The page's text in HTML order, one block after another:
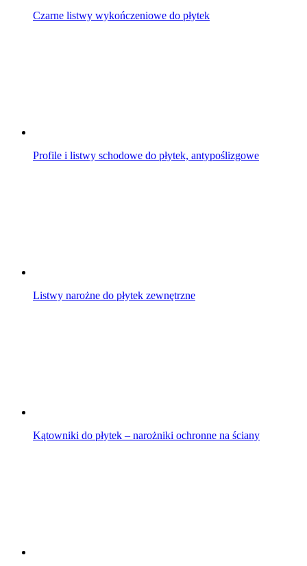
Czarne listwy wykończeniowe do płytek
Profile i listwy schodowe do płytek, antypoślizgowe
Listwy narożne do płytek zewnętrzne
Kątowniki do płytek – narożniki ochronne na ściany